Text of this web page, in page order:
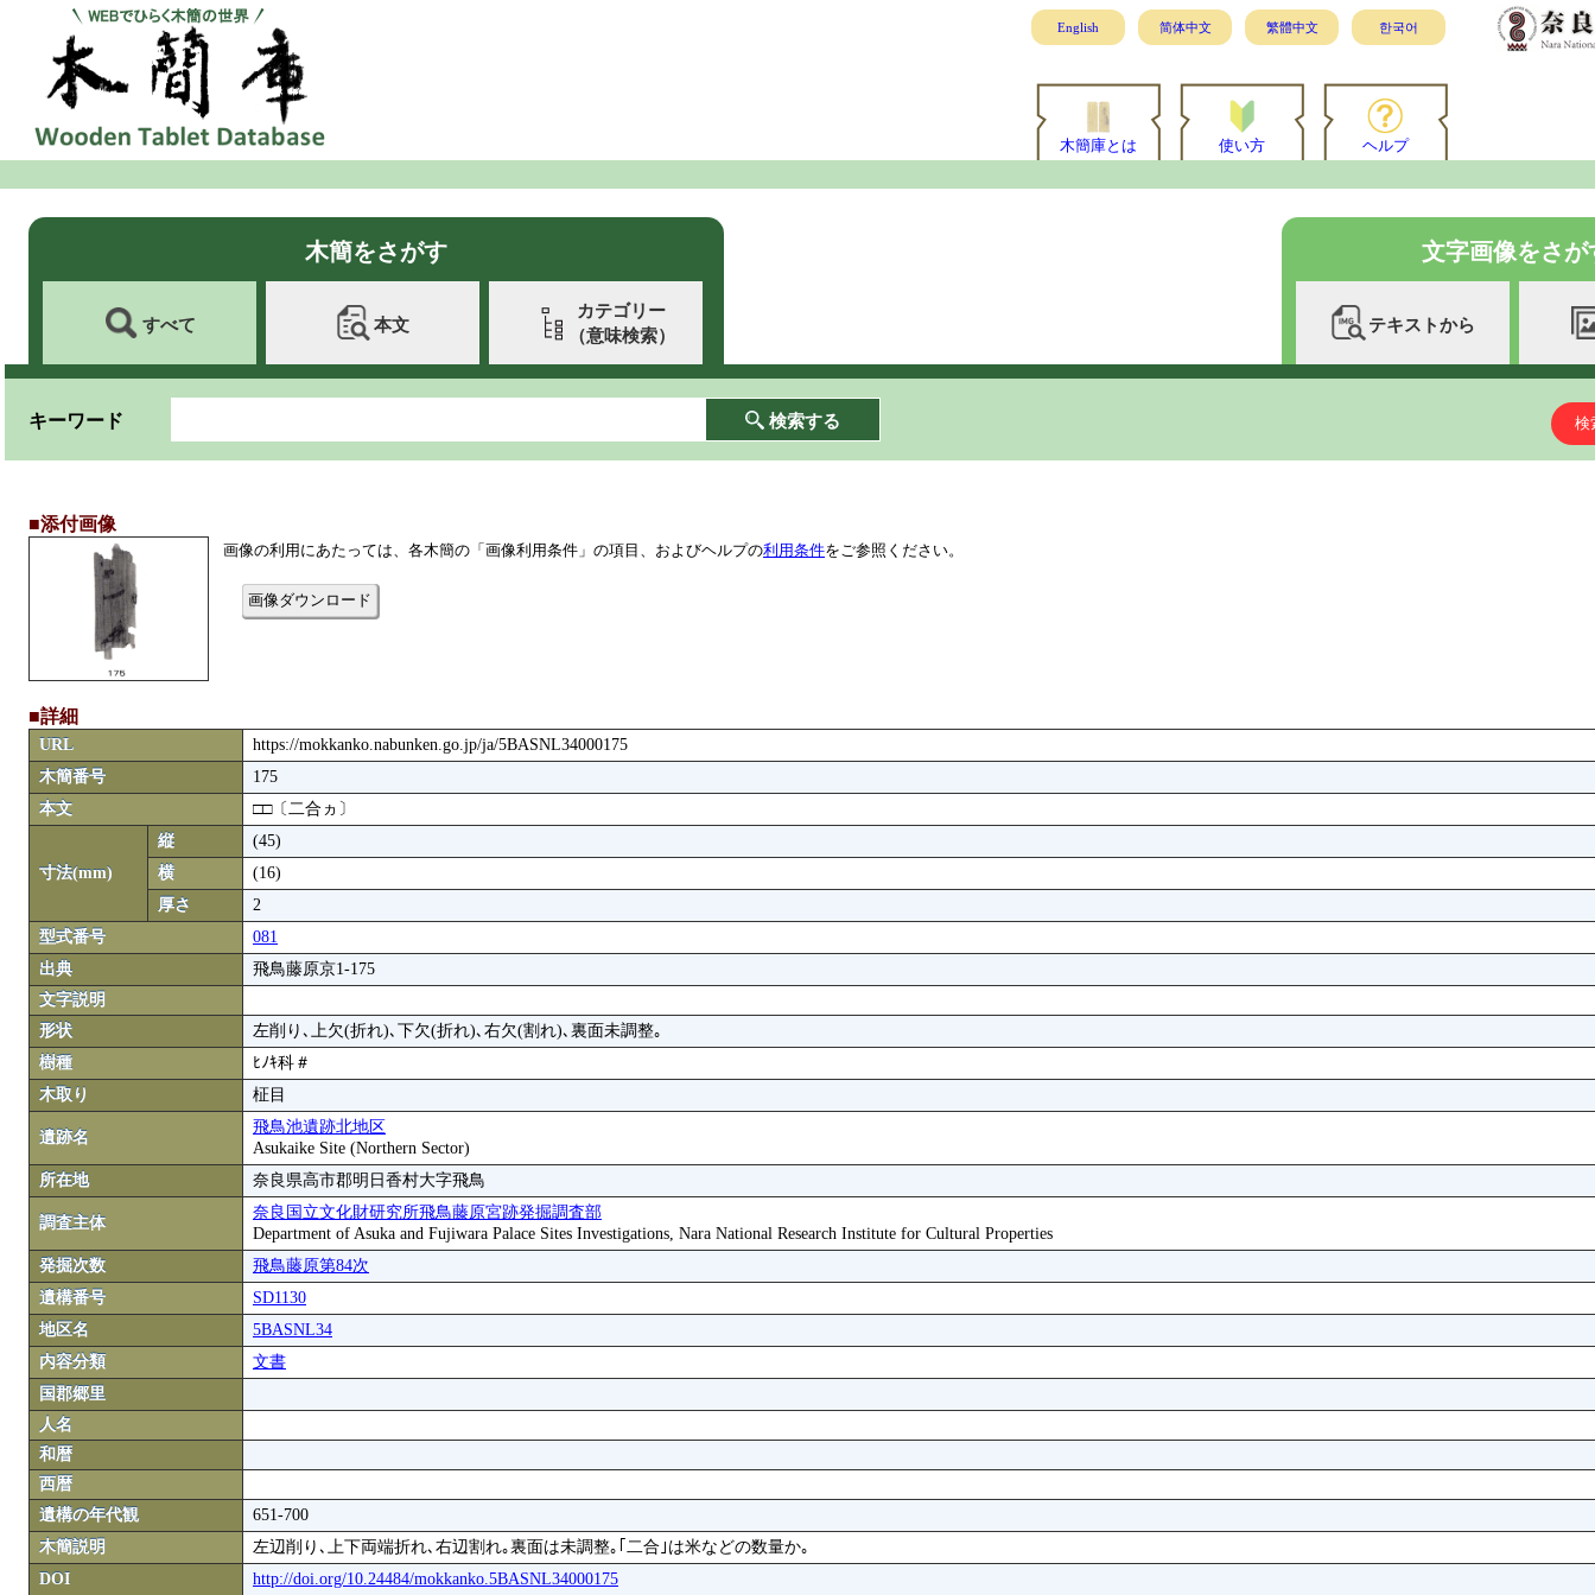
English 简体中文 繁體中文 한국어
木簡庫とは 使い方 ヘルプ
木簡をさがす
すべて 本文
カテゴリー
（意味検索）
文字画像をさが
テキストから
キーワード 検索する 検
■添付画像
画像の利用にあたっては、各木簡の「画像利用条件」の項目、およびヘルプの利用条件をご参照ください。
画像ダウンロード
■詳細
URL
https://mokkanko.nabunken.go.jp/ja/5BASNL34000175
木簡番号
175
本文
□□〔二合ヵ〕
寸法(mm)
縦
(45)
横
(16)
厚さ
2
型式番号
081
出典
飛鳥藤原京1-175
文字説明
形状
左削り､上欠(折れ)､下欠(折れ)､右欠(割れ)､裏面未調整｡
樹種
ﾋﾉｷ科＃
木取り
柾目
遺跡名
飛鳥池遺跡北地区
Asukaike Site (Northern Sector)
所在地
奈良県高市郡明日香村大字飛鳥
調査主体
奈良国立文化財研究所飛鳥藤原宮跡発掘調査部
Department of Asuka and Fujiwara Palace Sites Investigations, Nara National Research Institute for Cultural Properties
発掘次数
飛鳥藤原第84次
遺構番号
SD1130
地区名
5BASNL34
内容分類
文書
国郡郷里
人名
和暦
西暦
遺構の年代観
651-700
木簡説明
左辺削り､上下両端折れ､右辺割れ｡裏面は未調整｡｢二合｣は米などの数量か｡
DOI
http://doi.org/10.24484/mokkanko.5BASNL34000175